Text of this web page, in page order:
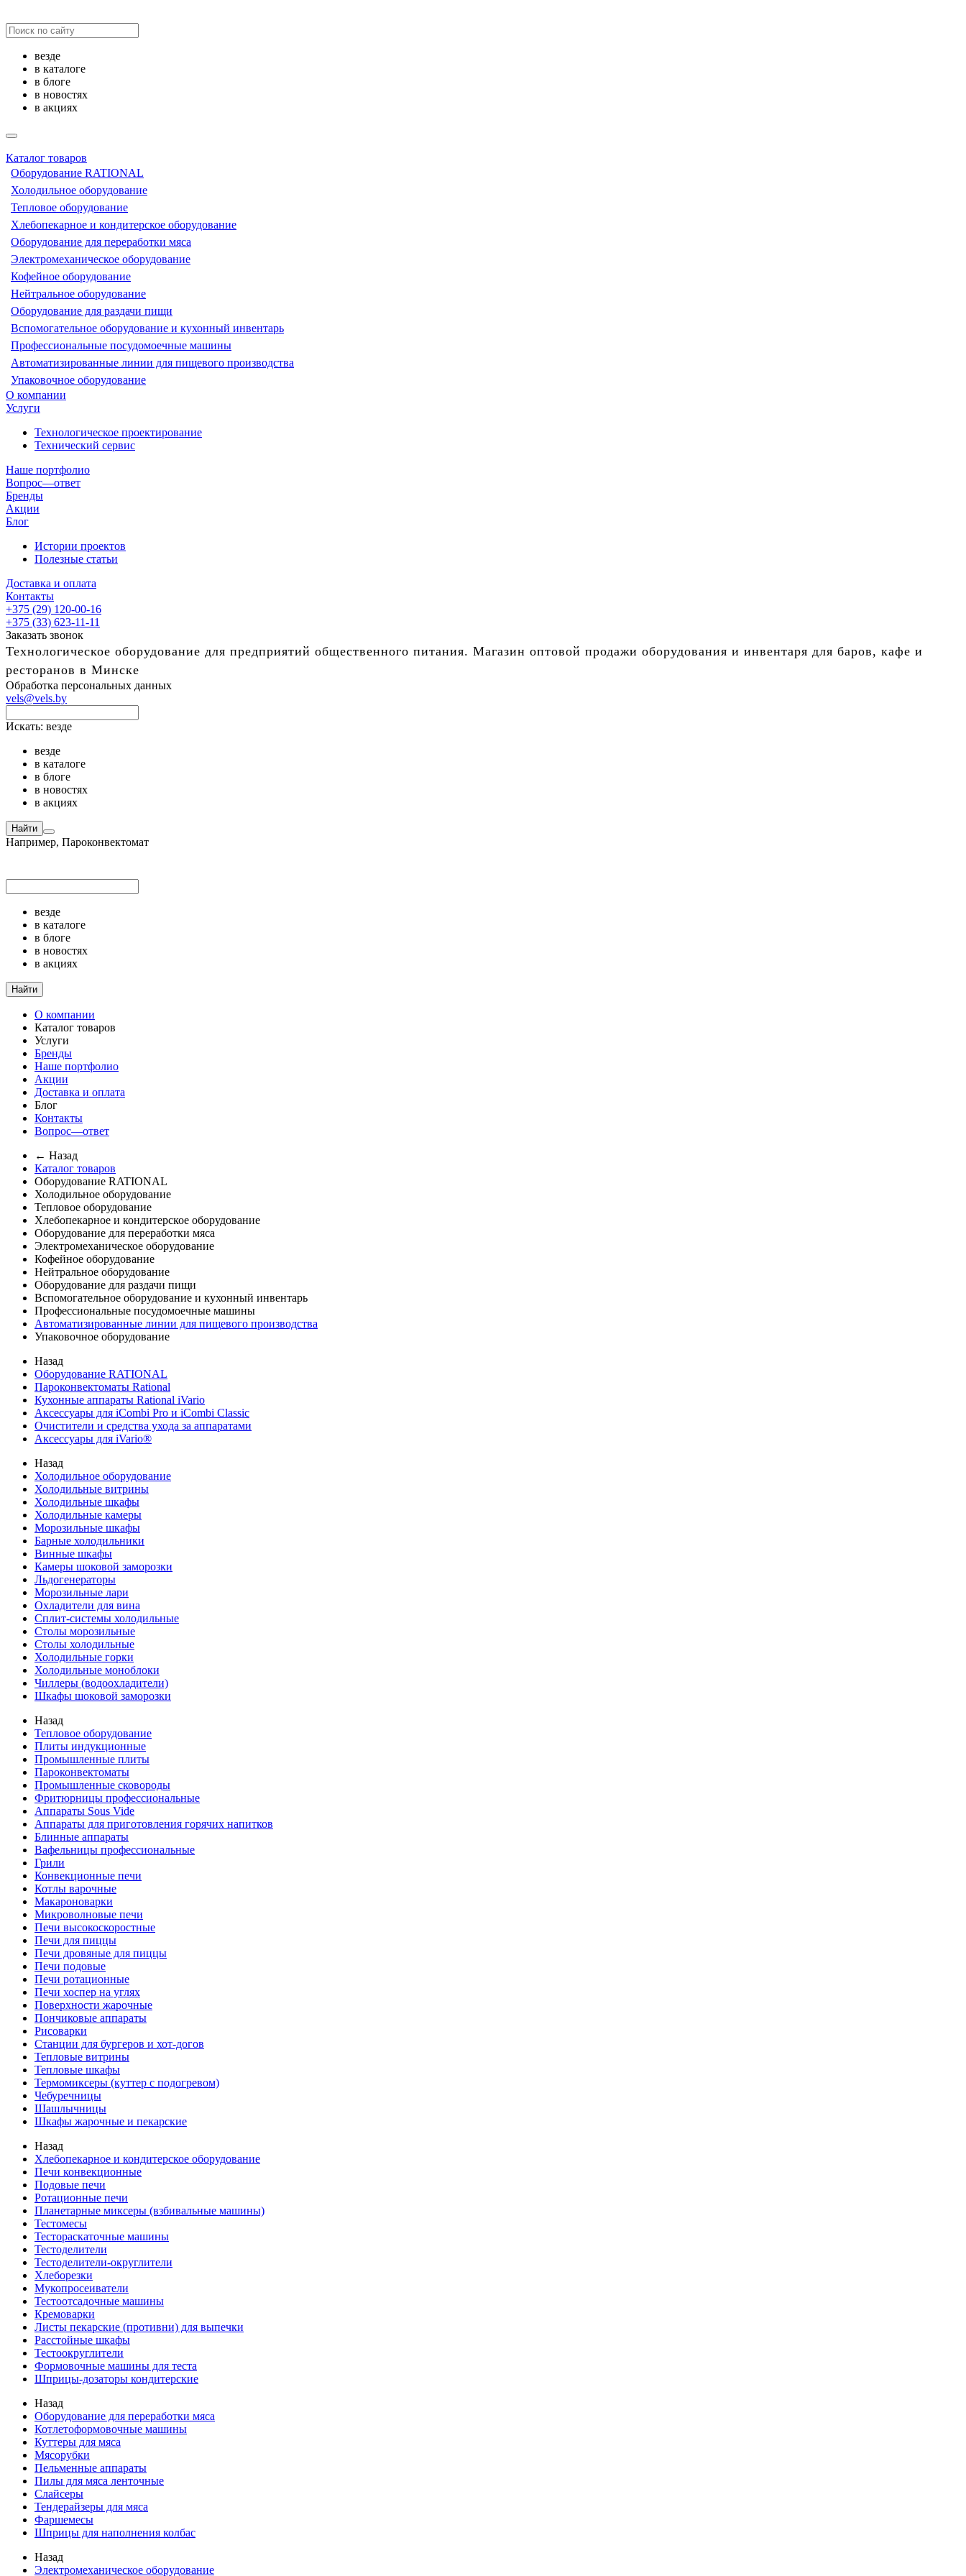
везде
в каталоге
в блоге
в новостях
в акциях
Каталог товаров
Оборудование RATIONAL
Холодильное оборудование
Тепловое оборудование
Хлебопекарное и кондитерское оборудование
Оборудование для переработки мяса
Электромеханическое оборудование
Кофейное оборудование
Нейтральное оборудование
Оборудование для раздачи пищи
Вспомогательное оборудование и кухонный инвентарь
Профессиональные посудомоечные машины
Автоматизированные линии для пищевого производства
Упаковочное оборудование
О компании
Услуги
Технологическое проектирование
Технический сервис
Наше портфолио
Вопрос—ответ
Бренды
Акции
Блог
Истории проектов
Полезные статьи
Доставка и оплата
Контакты
+375 (29) 120-00-16
+375 (33) 623-11-11
Заказать звонок
Технологическое оборудование для предприятий общественного питания. Магазин оптовой продажи оборудования и инвентаря для баров, кафе и
ресторанов в Минске
Обработка персональных данных
vels@vels.by
Искать: везде
везде
в каталоге
в блоге
в новостях
в акциях
Найти
Например, Пароконвектомат
везде
в каталоге
в блоге
в новостях
в акциях
Найти
О компании
Каталог товаров
Услуги
Бренды
Наше портфолио
Акции
Доставка и оплата
Блог
Контакты
Вопрос—ответ
← Назад
Каталог товаров
Оборудование RATIONAL
Холодильное оборудование
Тепловое оборудование
Хлебопекарное и кондитерское оборудование
Оборудование для переработки мяса
Электромеханическое оборудование
Кофейное оборудование
Нейтральное оборудование
Оборудование для раздачи пищи
Вспомогательное оборудование и кухонный инвентарь
Профессиональные посудомоечные машины
Автоматизированные линии для пищевого производства
Упаковочное оборудование
Назад
Оборудование RATIONAL
Пароконвектоматы Rational
Кухонные аппараты Rational iVario
Аксессуары для iCombi Pro и iCombi Classic
Очистители и средства ухода за аппаратами
Аксессуары для iVario®
Назад
Холодильное оборудование
Холодильные витрины
Холодильные шкафы
Холодильные камеры
Морозильные шкафы
Барные холодильники
Винные шкафы
Камеры шоковой заморозки
Льдогенераторы
Морозильные лари
Охладители для вина
Сплит-системы холодильные
Столы морозильные
Столы холодильные
Холодильные горки
Холодильные моноблоки
Чиллеры (водоохладители)
Шкафы шоковой заморозки
Назад
Тепловое оборудование
Плиты индукционные
Промышленные плиты
Пароконвектоматы
Промышленные сковороды
Фритюрницы профессиональные
Аппараты Sous Vide
Аппараты для приготовления горячих напитков
Блинные аппараты
Вафельницы профессиональные
Грили
Конвекционные печи
Котлы варочные
Макароноварки
Микроволновые печи
Печи высокоскоростные
Печи для пиццы
Печи дровяные для пиццы
Печи подовые
Печи ротационные
Печи хоспер на углях
Поверхности жарочные
Пончиковые аппараты
Рисоварки
Станции для бургеров и хот-догов
Тепловые витрины
Тепловые шкафы
Термомиксеры (куттер с подогревом)
Чебуречницы
Шашлычницы
Шкафы жарочные и пекарские
Назад
Хлебопекарное и кондитерское оборудование
Печи конвекционные
Подовые печи
Ротационные печи
Планетарные миксеры (взбивальные машины)
Тестомесы
Тестораскаточные машины
Тестоделители
Тестоделители-округлители
Хлеборезки
Мукопросеиватели
Тестоотсадочные машины
Кремоварки
Листы пекарские (противни) для выпечки
Расстойные шкафы
Тестоокруглители
Формовочные машины для теста
Шприцы-дозаторы кондитерские
Назад
Оборудование для переработки мяса
Котлетоформовочные машины
Куттеры для мяса
Мясорубки
Пельменные аппараты
Пилы для мяса ленточные
Слайсеры
Тендерайзеры для мяса
Фаршемесы
Шприцы для наполнения колбас
Назад
Электромеханическое оборудование